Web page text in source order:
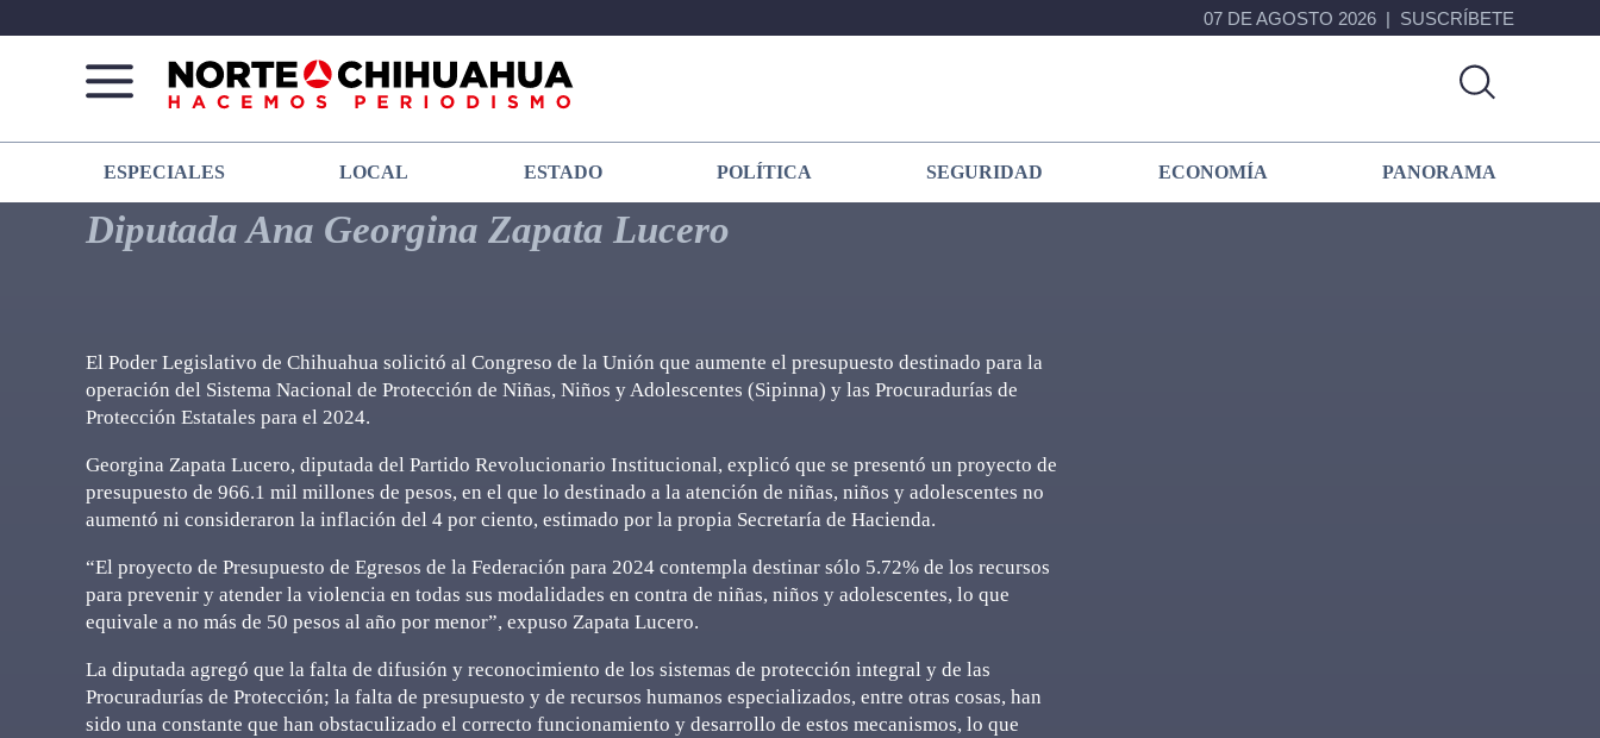
07 DE AGOSTO 2026 SUSCRÍBETE
Norte
De
Chihuahua
Más
que
noticias,
hacemos periodismo
ESPECIALES LOCAL ESTADO POLÍTICA SEGURIDAD ECONOMÍA PANORAMA
Diputada Ana Georgina Zapata Lucero
El Poder Legislativo de Chihuahua solicitó al Congreso de la Unión que aumente el presupuesto destinado para la
operación del Sistema Nacional de Protección de Niñas, Niños y Adolescentes (Sipinna) y las Procuradurías de
Protección Estatales para el 2024.
Georgina Zapata Lucero, diputada del Partido Revolucionario Institucional, explicó que se presentó un proyecto de
presupuesto de 966.1 mil millones de pesos, en el que lo destinado a la atención de niñas, niños y adolescentes no
aumentó ni consideraron la inflación del 4 por ciento, estimado por la propia Secretaría de Hacienda.
“El proyecto de Presupuesto de Egresos de la Federación para 2024 contempla destinar sólo 5.72% de los recursos
para prevenir y atender la violencia en todas sus modalidades en contra de niñas, niños y adolescentes, lo que
equivale a no más de 50 pesos al año por menor”, expuso Zapata Lucero.
La diputada agregó que la falta de difusión y reconocimiento de los sistemas de protección integral y de las
Procuradurías de Protección; la falta de presupuesto y de recursos humanos especializados, entre otras cosas, han
sido una constante que han obstaculizado el correcto funcionamiento y desarrollo de estos mecanismos, lo que